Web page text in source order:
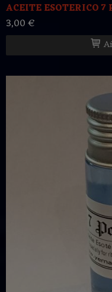
ACEITE ESOTERICO 7
3,00 €